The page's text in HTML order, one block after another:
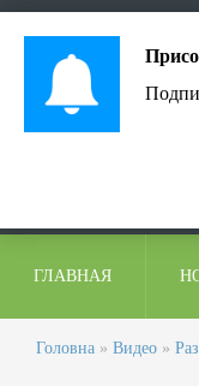
ГЛАВНАЯ
Головна » Видео »